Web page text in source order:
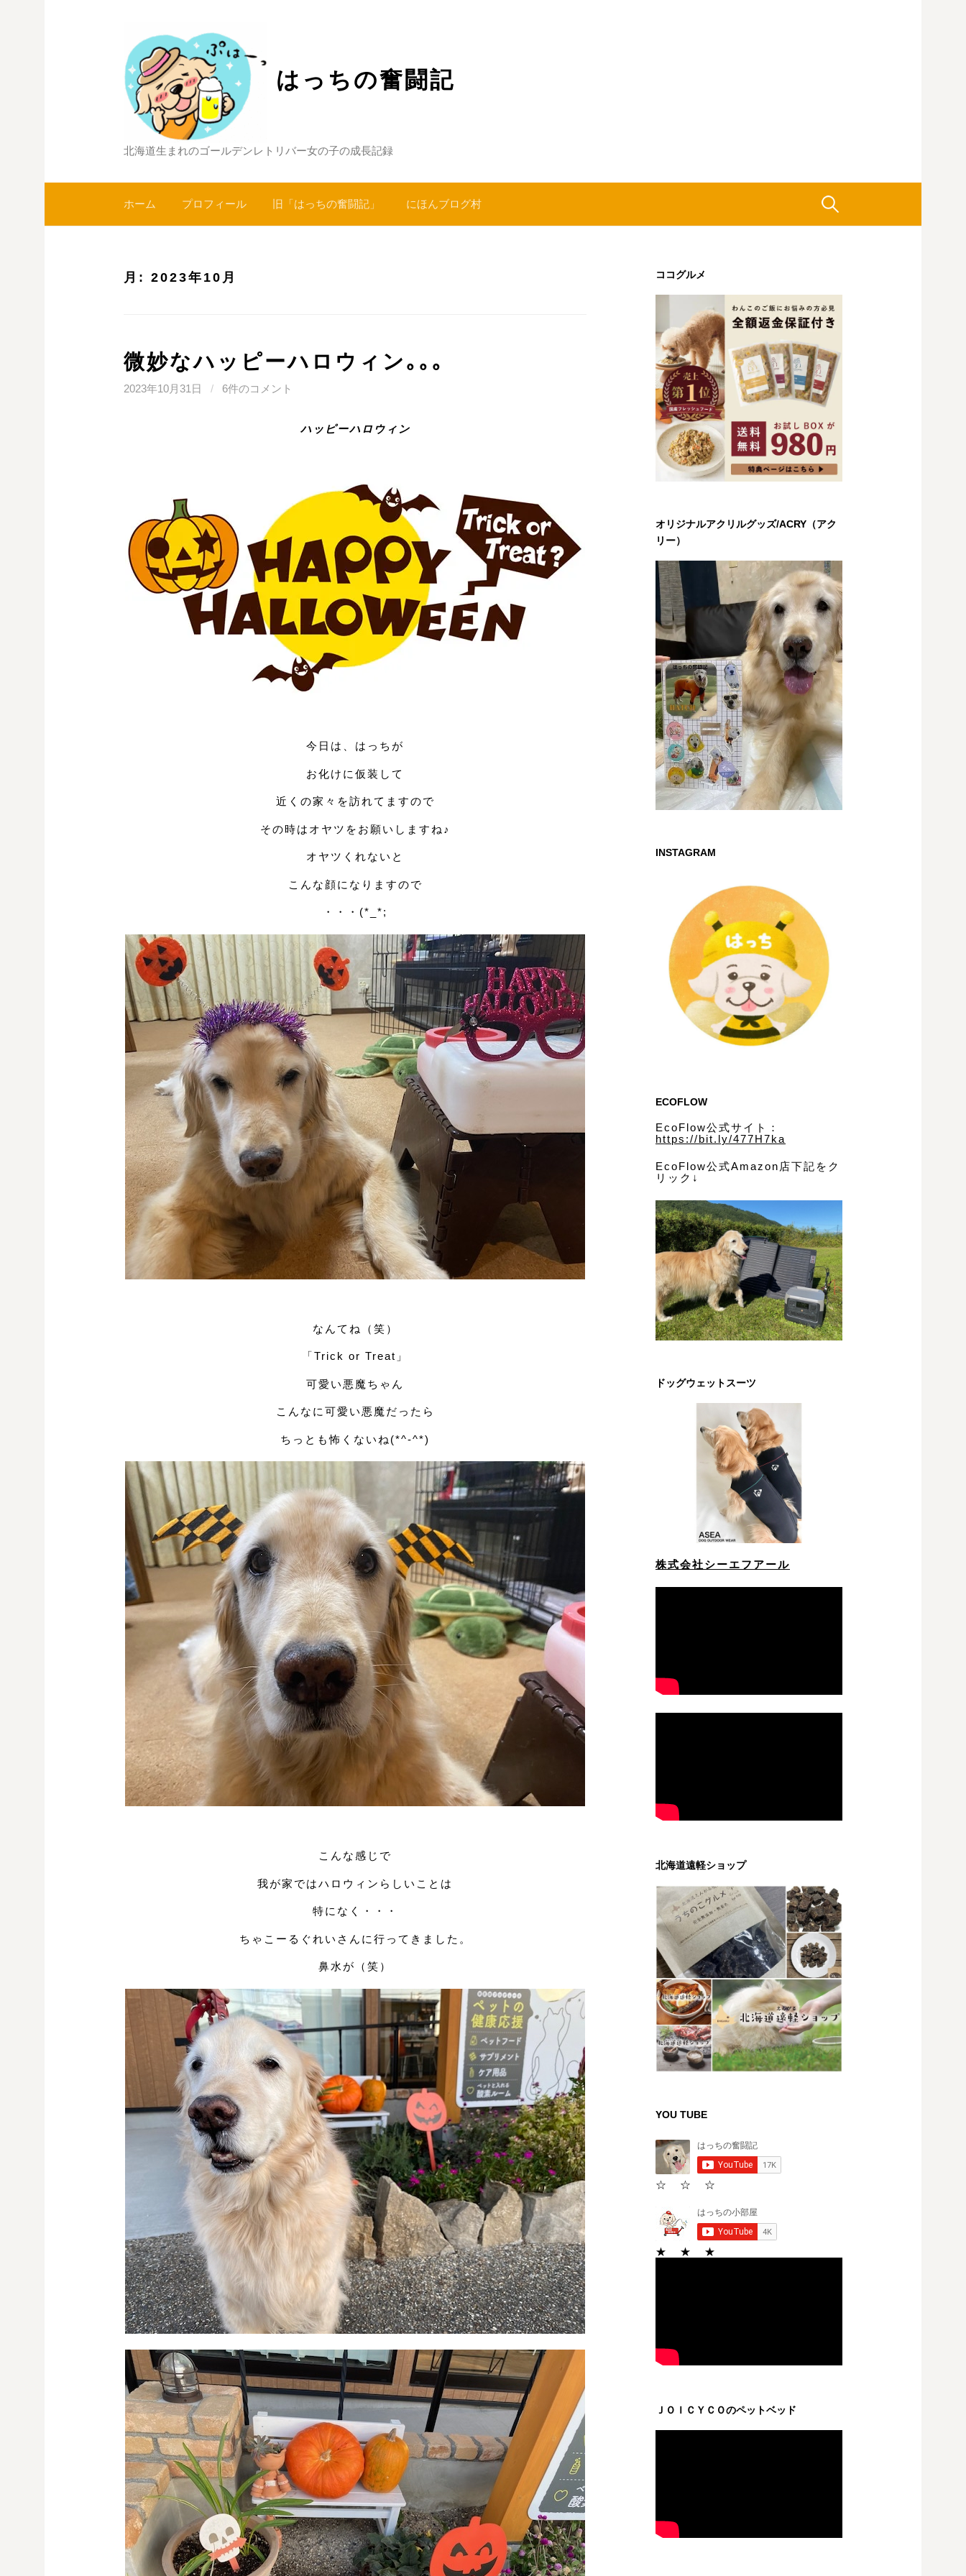
プ
はっちの奮闘記
北海道生まれのゴールデンレトリバー女の子の成長記録
ホーム プロフィール 旧「はっちの奮闘記」 にほんブログ村 検
月: 2023年10月
微妙なハッピーハロウィン｡｡｡
2023年10月31日 / 6件のコメント
ハッピーハロウィン
今日は、はっちが
お化けに仮装して
近くの家々を訪れてますので
その時はオヤツをお願いしますね♪
オヤツくれないと
こんな顔になりますので
・・・(*_*;
なんてね（笑）
「Trick or Treat」
可愛い悪魔ちゃん
こんなに可愛い悪魔だったら
ちっとも怖くないね(*^-^*)
こんな感じで
我が家ではハロウィンらしいことは
特になく・・・
ちゃこーるぐれいさんに行ってきました。
鼻水が（笑）
ココグルメ
オリジナルアクリルグッズ/ACRY（アク
リー）
INSTAGRAM
ECOFLOW
EcoFlow公式サイト：
https://bit.ly/477H7ka
EcoFlow公式Amazon店下記をク
リック↓
ドッグウェットスーツ
株式会社シーエフアール
北海道遠軽ショップ
YOU TUBE
☆ ☆ ☆
★ ★ ★
ＪＯＩＣＹＣＯのペットベッド